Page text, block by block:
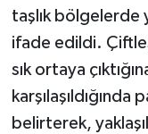
taşlık bölgelerde
ifade edildi.
sık ortaya
belirterek,